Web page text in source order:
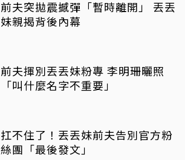
前夫突拋震撼彈「暫時離開」 丟丟
妹親揭背後內幕
前夫揮別丟丟妹粉專 李明珊曬照
「叫什麼名字不重要」
扛不住了！丟丟妹前夫告別官方粉
絲團「最後發文」